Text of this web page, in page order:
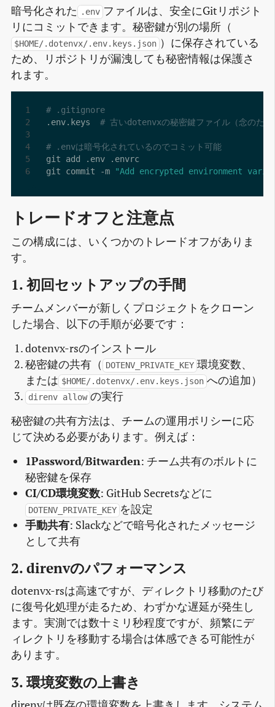
暗号化された .env ファイルは、安全にGitリポジト
リにコミットできます。秘密鍵が別の場所（
$HOME/.dotenvx/.env.keys.json ）に保存されている
ため、リポジトリが漏洩しても秘密情報は保護さ
れます。
1
4
6
# .gitignore
.env.keys # 古いdotenvxの秘密鍵ファイル（念のため
# .envは暗号化されているのでコミット可能
git commit -m
"Add encrypted environment
トレードオフと注意点
この構成には、いくつかのトレードオフがありま
す。
1. 初回セットアップの手間
チームメンバーが新しくプロジェクトをクローン
した場合、以下の手順が必要です：
dotenvx-rsのインストール
秘密鍵の共有（ DOTENV_PRIVATE_KEY 環境変数、
または $HOME/.dotenvx/.env.keys.json への追加）
direnv allow の実行
秘密鍵の共有方法は、チームの運用ポリシーに応
じて決める必要があります。例えば：
1Password/Bitwarden: チーム共有のボルトに
秘密鍵を保存
CI/CD環境変数: GitHub Secretsなどに
DOTENV_PRIVATE_KEY を設定
手動共有: Slackなどで暗号化されたメッセージ
として共有
2. direnvのパフォーマンス
dotenvx-rsは高速ですが、ディレクトリ移動のたび
に復号化処理が走るため、わずかな遅延が発生し
ます。実測では数十ミリ秒程度ですが、頻繁にデ
ィレクトリを移動する場合は体感できる可能性が
あります。
3. 環境変数の上書き